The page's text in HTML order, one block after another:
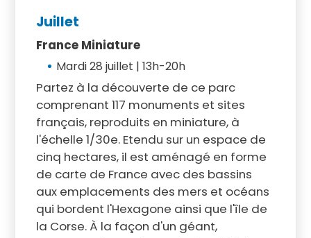
Juillet
France Miniature
Mardi 28 juillet | 13h-20h
Partez à la découverte de ce parc
comprenant 117 monuments et sites
français, reproduits en miniature, à
l'échelle 1/30e. Etendu sur un espace de
cinq hectares, il est aménagé en forme
de carte de France avec des bassins
aux emplacements des mers et océans
qui bordent l'Hexagone ainsi que l'île de
la Corse. À la façon d'un géant,